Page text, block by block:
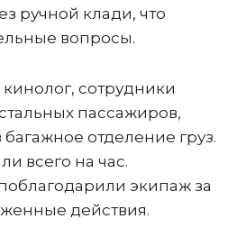
ручной клади, что
вопросы.
сотрудники
пассажиров,
отделение груз.
всего на час.
экипаж за
действия.